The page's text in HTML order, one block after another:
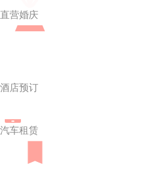
直营婚庆
酒店预订
汽车租赁